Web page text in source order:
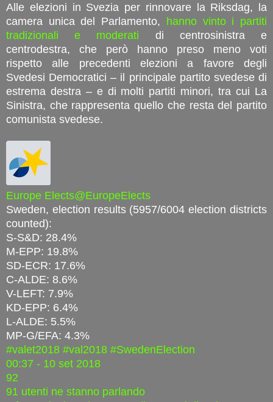
Alle elezioni in Svezia per rinnovare la Riksdag, la
camera unica del Parlamento, hanno vinto i partiti
tradizionali e moderati di centrosinistra e
centrodestra, che però hanno preso meno voti
rispetto alle precedenti elezioni a favore degli
Svedesi Democratici – il principale partito svedese di
estrema destra – e di molti partiti minori, tra cui La
Sinistra, che rappresenta quello che resta del partito
comunista svedese.
Europe Elects@EuropeElects
Sweden, election results (5957/6004 election districts
counted):
S-S&D: 28.4%
M-EPP: 19.8%
SD-ECR: 17.6%
C-ALDE: 8.6%
V-LEFT: 7.9%
KD-EPP: 6.4%
L-ALDE: 5.5%
MP-G/EFA: 4.3%
#valet2018 #val2018 #SwedenElection
00:37 - 10 set 2018
92
91 utenti ne stanno parlando